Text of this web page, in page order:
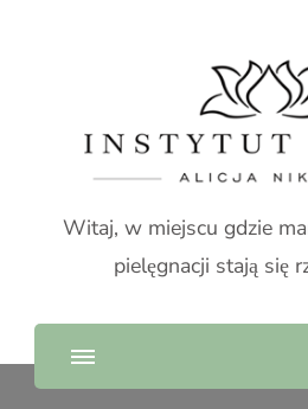
Witaj, w miejscu gdzie
pielęgnacji stają się